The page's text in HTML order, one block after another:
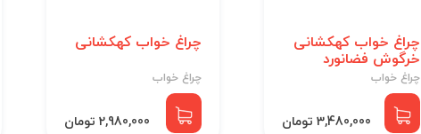
چراغ خواب کهکشانی
خرگوش فضانورد
چراغ خواب
3,480,000 تومان
چراغ خواب کهکشانی
چراغ خواب
2,980,000 تومان